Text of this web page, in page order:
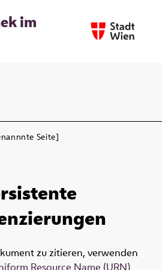
im
Seite]
zu zitieren, verwenden
Resource Name (URN)